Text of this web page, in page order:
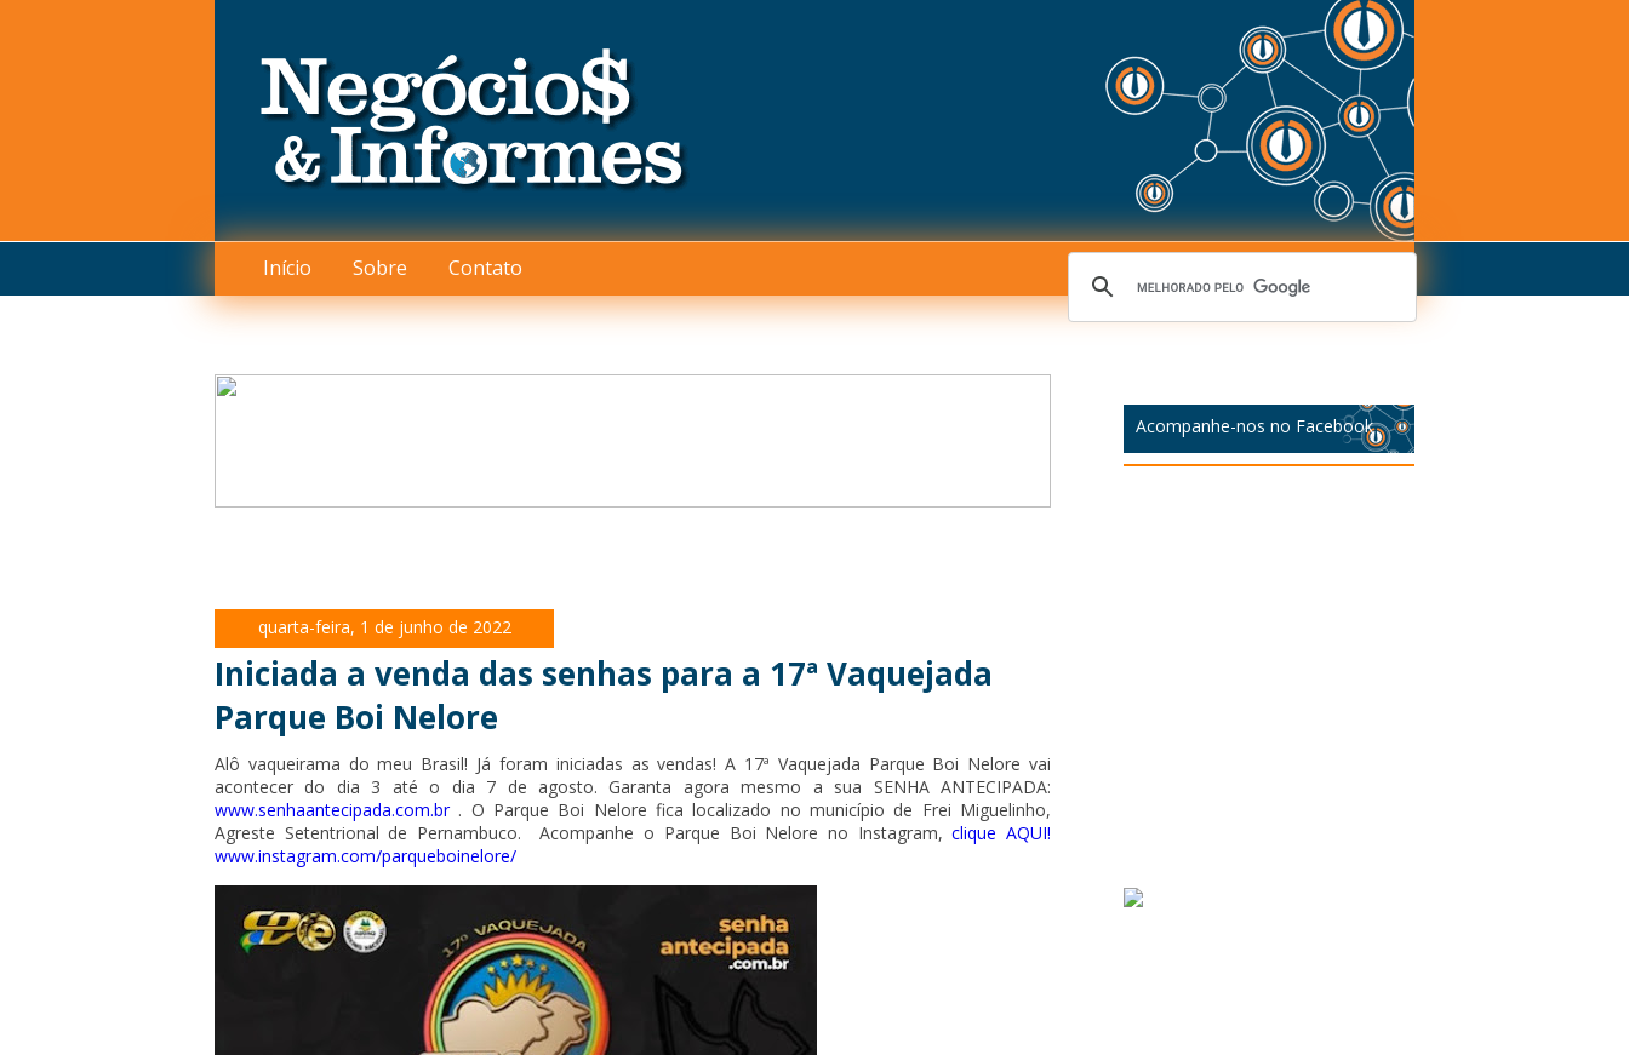
Início Sobre Contato
quarta-feira, 1 de junho de 2022
Iniciada a venda das senhas para a 17ª Vaquejada
Parque Boi Nelore
Alô vaqueirama do meu Brasil! Já foram iniciadas as vendas! A 17ª Vaquejada Parque Boi Nelore vai
acontecer do dia 3 até o dia 7 de agosto. Garanta agora mesmo a sua SENHA ANTECIPADA:
www.senhaantecipada.com.br. O Parque Boi Nelore fica localizado no município de Frei Miguelinho,
Agreste Setentrional de Pernambuco.Acompanhe o Parque Boi Nelore no Instagram,clique AQUI!
www.instagram.com/parqueboinelore/
Acompanhe-nos no Facebook